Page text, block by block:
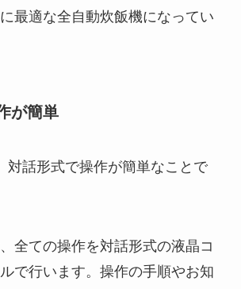
最適な全自動炊飯機になってい
が簡単
対話形式で操作が簡単なことで
全ての操作を対話形式の液晶コ
で行います。操作の手順やお知